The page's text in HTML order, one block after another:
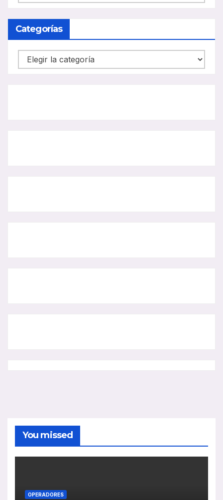
CARRIL
BUS
Categorías
Categorías
You missed
OPERADORES